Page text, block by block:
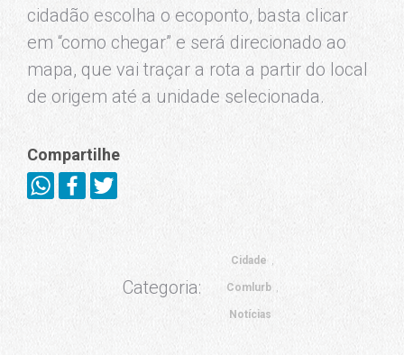
cidadão escolha o ecoponto, basta clicar
em “como chegar” e será direcionado ao
mapa, que vai traçar a rota a partir do local
de origem até a unidade selecionada.
Compartilhe
Categoria:
Cidade
Comlurb
Notícias